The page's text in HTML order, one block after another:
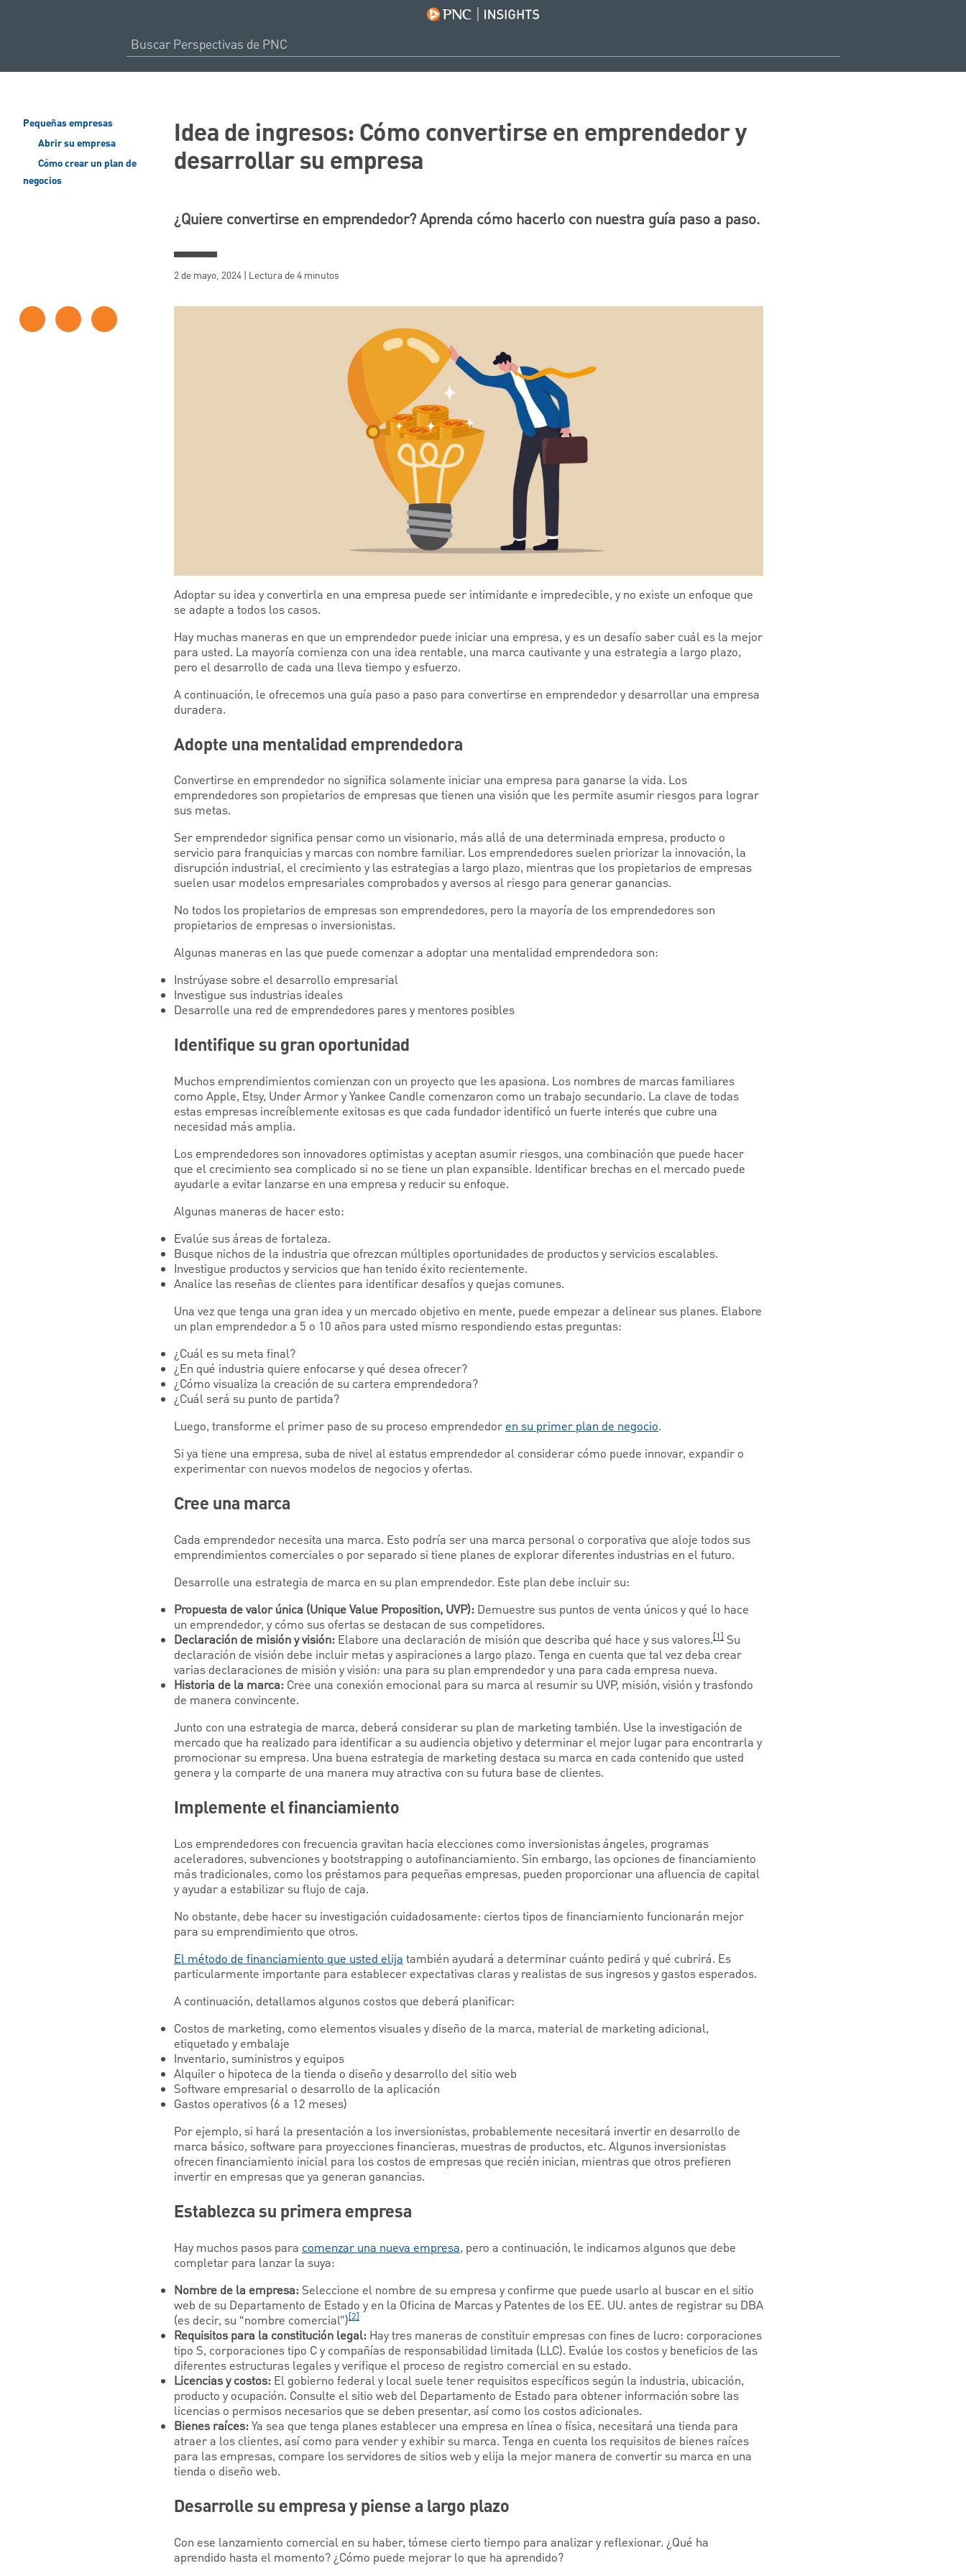
Pequeñas empresas
Abrir su empresa
Cómo crear un plan de
negocios
Idea de ingresos: Cómo convertirse en emprendedor y
desarrollar su empresa
¿Quiere convertirse en emprendedor? Aprenda cómo hacerlo con nuestra guía paso a paso.
2 de mayo, 2024 | Lectura de 4 minutos
Adoptar su idea y convertirla en una empresa puede ser intimidante e impredecible, y no existe un enfoque que
se adapte a todos los casos.
Hay muchas maneras en que un emprendedor puede iniciar una empresa, y es un desafío saber cuál es la mejor
para usted. La mayoría comienza con una idea rentable, una marca cautivante y una estrategia a largo plazo,
pero el desarrollo de cada una lleva tiempo y esfuerzo.
A continuación, le ofrecemos una guía paso a paso para convertirse en emprendedor y desarrollar una empresa
duradera.
Adopte una mentalidad emprendedora
Convertirse en emprendedor no significa solamente iniciar una empresa para ganarse la vida. Los
emprendedores son propietarios de empresas que tienen una visión que les permite asumir riesgos para lograr
sus metas.
Ser emprendedor significa pensar como un visionario, más allá de una determinada empresa, producto o
servicio para franquicias y marcas con nombre familiar. Los emprendedores suelen priorizar la innovación, la
disrupción industrial, el crecimiento y las estrategias a largo plazo, mientras que los propietarios de empresas
suelen usar modelos empresariales comprobados y aversos al riesgo para generar ganancias.
No todos los propietarios de empresas son emprendedores, pero la mayoría de los emprendedores son
propietarios de empresas o inversionistas.
Algunas maneras en las que puede comenzar a adoptar una mentalidad emprendedora son:
Instrúyase sobre el desarrollo empresarial
Investigue sus industrias ideales
Desarrolle una red de emprendedores pares y mentores posibles
Identifique su gran oportunidad
Muchos emprendimientos comienzan con un proyecto que les apasiona. Los nombres de marcas familiares
como Apple, Etsy, Under Armor y Yankee Candle comenzaron como un trabajo secundario. La clave de todas
estas empresas increíblemente exitosas es que cada fundador identificó un fuerte interés que cubre una
necesidad más amplia.
Los emprendedores son innovadores optimistas y aceptan asumir riesgos, una combinación que puede hacer
que el crecimiento sea complicado si no se tiene un plan expansible. Identificar brechas en el mercado puede
ayudarle a evitar lanzarse en una empresa y reducir su enfoque.
Algunas maneras de hacer esto:
Evalúe sus áreas de fortaleza.
Busque nichos de la industria que ofrezcan múltiples oportunidades de productos y servicios escalables.
Investigue productos y servicios que han tenido éxito recientemente.
Analice las reseñas de clientes para identificar desafíos y quejas comunes.
Una vez que tenga una gran idea y un mercado objetivo en mente, puede empezar a delinear sus planes. Elabore
un plan emprendedor a 5 o 10 años para usted mismo respondiendo estas preguntas:
¿Cuál es su meta final?
¿En qué industria quiere enfocarse y qué desea ofrecer?
¿Cómo visualiza la creación de su cartera emprendedora?
¿Cuál será su punto de partida?
Luego, transforme el primer paso de su proceso emprendedoren su primer plan de negocio.
Si ya tiene una empresa, suba de nivel al estatus emprendedor al considerar cómo puede innovar, expandir o
experimentar con nuevos modelos de negocios y ofertas.
Cree una marca
Cada emprendedor necesita una marca. Esto podría ser una marca personal o corporativa que aloje todos sus
emprendimientos comerciales o por separado si tiene planes de explorar diferentes industrias en el futuro.
Desarrolle una estrategia de marca en su plan emprendedor. Este plan debe incluir su:
Propuesta de valor única (Unique Value Proposition, UVP): Demuestre sus puntos de venta únicos y qué lo hace
un emprendedor, y cómo sus ofertas se destacan de sus competidores.
Declaración de misión y visión: Elabore una declaración de misión que describa qué hace y sus valores.[1] Su
declaración de visión debe incluir metas y aspiraciones a largo plazo. Tenga en cuenta que tal vez deba crear
varias declaraciones de misión y visión: una para su plan emprendedor y una para cada empresa nueva.
Historia de la marca: Cree una conexión emocional para su marca al resumir su UVP, misión, visión y trasfondo
de manera convincente.
Junto con una estrategia de marca, deberá considerar su plan de marketing también. Use la investigación de
mercado que ha realizado para identificar a su audiencia objetivo y determinar el mejor lugar para encontrarla y
promocionar su empresa. Una buena estrategia de marketing destaca su marca en cada contenido que usted
genera y la comparte de una manera muy atractiva con su futura base de clientes.
Implemente el financiamiento
Los emprendedores con frecuencia gravitan hacia elecciones como inversionistas ángeles, programas
aceleradores, subvenciones y bootstrapping o autofinanciamiento. Sin embargo, las opciones de financiamiento
más tradicionales, como los préstamos para pequeñas empresas, pueden proporcionar una afluencia de capital
y ayudar a estabilizar su flujo de caja.
No obstante, debe hacer su investigación cuidadosamente: ciertos tipos de financiamiento funcionarán mejor
para su emprendimiento que otros.
El método de financiamiento que usted elijatambién ayudará a determinar cuánto pedirá y qué cubrirá. Es
particularmente importante para establecer expectativas claras y realistas de sus ingresos y gastos esperados.
A continuación, detallamos algunos costos que deberá planificar:
Costos de marketing, como elementos visuales y diseño de la marca, material de marketing adicional,
etiquetado y embalaje
Inventario, suministros y equipos
Alquiler o hipoteca de la tienda o diseño y desarrollo del sitio web
Software empresarial o desarrollo de la aplicación
Gastos operativos (6 a 12 meses)
Por ejemplo, si hará la presentación a los inversionistas, probablemente necesitará invertir en desarrollo de
marca básico, software para proyecciones financieras, muestras de productos, etc. Algunos inversionistas
ofrecen financiamiento inicial para los costos de empresas que recién inician, mientras que otros prefieren
invertir en empresas que ya generan ganancias.
Establezca su primera empresa
Hay muchos pasos para comenzar una nueva empresa, pero a continuación, le indicamos algunos que debe
completar para lanzar la suya:
Nombre de la empresa:Seleccione el nombre de su empresa y confirme que puede usarlo al buscar en el sitio
web de su Departamento de Estado y en la Oficina de Marcas y Patentes de los EE. UU. antes de registrar su DBA
(es decir, su “nombre comercial”)[2]
Requisitos para la constitución legal: Hay tres maneras de constituir empresas con fines de lucro: corporaciones
tipo S, corporaciones tipo C y compañías de responsabilidad limitada (LLC). Evalúe los costos y beneficios de las
diferentes estructuras legales y verifique el proceso de registro comercial en su estado.
Licencias y costos: El gobierno federal y local suele tener requisitos específicos según la industria, ubicación,
producto y ocupación. Consulte el sitio web del Departamento de Estado para obtener información sobre las
licencias o permisos necesarios que se deben presentar, así como los costos adicionales.
Bienes raíces:Ya sea que tenga planes establecer una empresa en línea o física, necesitará una tienda para
atraer a los clientes, así como para vender y exhibir su marca. Tenga en cuenta los requisitos de bienes raíces
para las empresas, compare los servidores de sitios web y elija la mejor manera de convertir su marca en una
tienda o diseño web.
Desarrolle su empresa y piense a largo plazo
Con ese lanzamiento comercial en su haber, tómese cierto tiempo para analizar y reflexionar. ¿Qué ha
aprendido hasta el momento? ¿Cómo puede mejorar lo que ha aprendido?